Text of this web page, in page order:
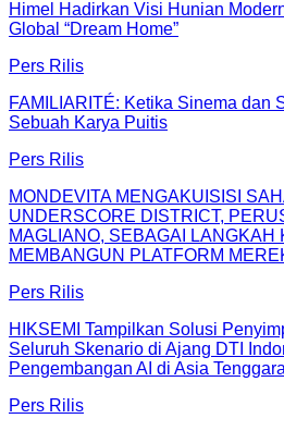
Himel Hadirkan Visi Hunian
Global “Dream Home”
Pers Rilis
FAMILIARITÉ: Ketika Sinema dan
Sebuah Karya Puitis
Pers Rilis
MONDEVITA MENGAKUISISI
UNDERSCORE DISTRICT,
MAGLIANO, SEBAGAI LANGKAH
MEMBANGUN PLATFORM
Pers Rilis
HIKSEMI Tampilkan Solusi
Seluruh Skenario di Ajang DTI
Pengembangan AI di Asia Tenggara
Pers Rilis